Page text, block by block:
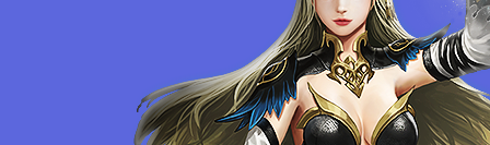
PC방으로간다
세부가이드
통합보급센터